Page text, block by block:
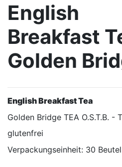
English
Breakfast
Golden
English Breakfast Tea
Golden Bridge TEA O.S.T.B. -
glutenfrei
Verpackungseinheit: 30